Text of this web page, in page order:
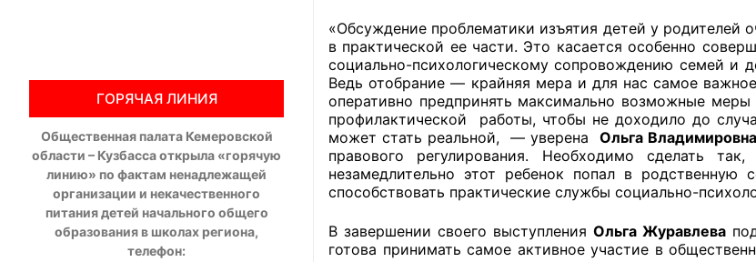
Документы ОП КО
Регламент ОП КО
Кодекс этики ОП КО
Положения
Соглашения
Рекомендации
«Обсуждение проблематики изъятия детей у родителей
в практической ее части. Это касается особенно
социально-психологическому сопровождению семей и
Ведь отобрание — крайняя мера и для нас самое
оперативно предпринять максимально возможные
профилактической работы, чтобы не доходило до
может стать реальной, — уверена Ольга
правового регулирования. Необходимо сделать
незамедлительно этот ребенок попал в
способствовать практические службы социально-
В завершении своего выступления Ольга Журавлева
готова принимать самое активное участие в
ГОРЯЧАЯ ЛИНИЯ
Общественная палата Кемеровской
области – Кузбасса открыла «горячую
линию» по фактам ненадлежащей
организации и некачественного
питания детей начального общего
образования в школах региона,
телефон: